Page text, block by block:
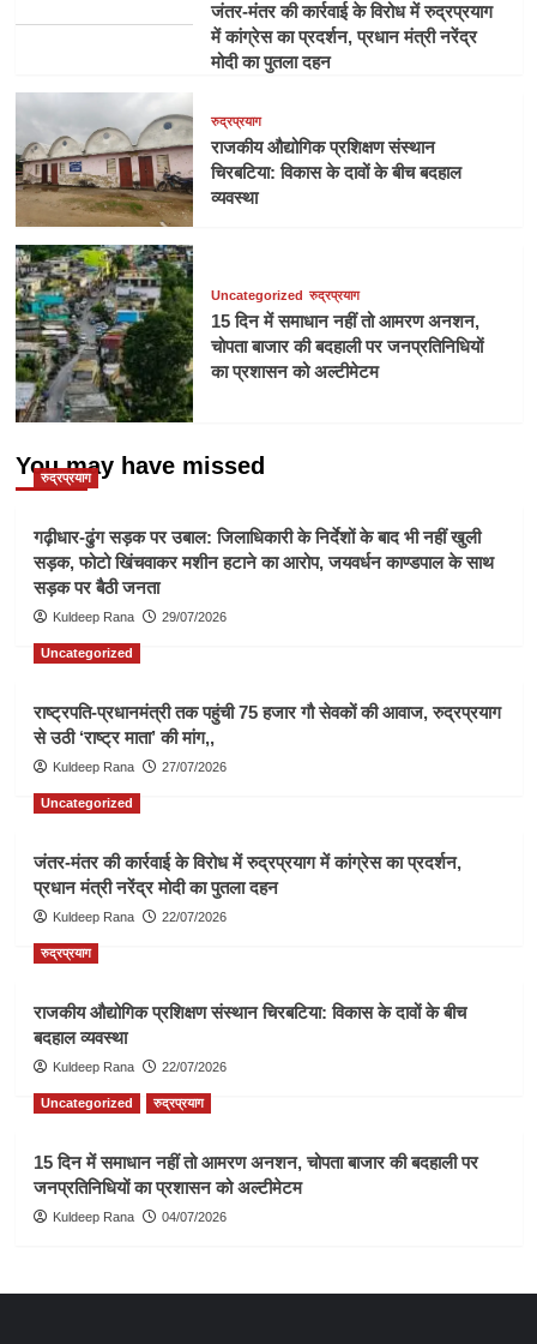
जंतर-मंतर की कार्रवाई के विरोध में रुद्रप्रयाग
में कांग्रेस का प्रदर्शन, प्रधान मंत्री नरेंद्र
मोदी का पुतला दहन
रुद्रप्रयाग
राजकीय औद्योगिक प्रशिक्षण संस्थान
चिरबटिया: विकास के दावों के बीच बदहाल
व्यवस्था
Uncategorized रुद्रप्रयाग
15 दिन में समाधान नहीं तो आमरण अनशन,
चोपता बाजार की बदहाली पर जनप्रतिनिधियों
का प्रशासन को अल्टीमेटम
You may have missed
रुद्रप्रयाग
गढ़ीधार-ढुंग सड़क पर उबाल: जिलाधिकारी के निर्देशों के बाद भी नहीं खुली
सड़क, फोटो खिंचवाकर मशीन हटाने का आरोप, जयवर्धन काण्डपाल के साथ
सड़क पर बैठी जनता
Kuldeep Rana 29/07/2026
Uncategorized
राष्ट्रपति-प्रधानमंत्री तक पहुंची 75 हजार गौ सेवकों की आवाज, रुद्रप्रयाग
से उठी ‘राष्ट्र माता’ की मांग,,
Kuldeep Rana 27/07/2026
Uncategorized
जंतर-मंतर की कार्रवाई के विरोध में रुद्रप्रयाग में कांग्रेस का प्रदर्शन,
प्रधान मंत्री नरेंद्र मोदी का पुतला दहन
Kuldeep Rana 22/07/2026
रुद्रप्रयाग
राजकीय औद्योगिक प्रशिक्षण संस्थान चिरबटिया: विकास के दावों के बीच
बदहाल व्यवस्था
Kuldeep Rana 22/07/2026
Uncategorized रुद्रप्रयाग
15 दिन में समाधान नहीं तो आमरण अनशन, चोपता बाजार की बदहाली पर
जनप्रतिनिधियों का प्रशासन को अल्टीमेटम
Kuldeep Rana 04/07/2026